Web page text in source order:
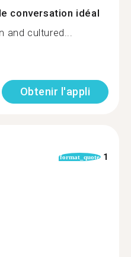
conversation idéal
and cultured...
Obtenir l'appli
format_quote 1